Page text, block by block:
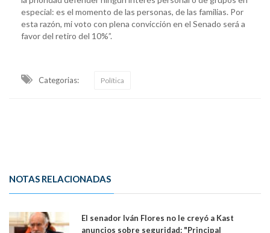
especial: es el momento de las personas, de las familias. Por
esta razón, mi voto con plena convicción en el Senado será a
favor del retiro del 10%”.
Categorias: Política
NOTAS RELACIONADAS
El senador Iván Flores no le creyó a Kast
anuncios sobre seguridad: "Principal